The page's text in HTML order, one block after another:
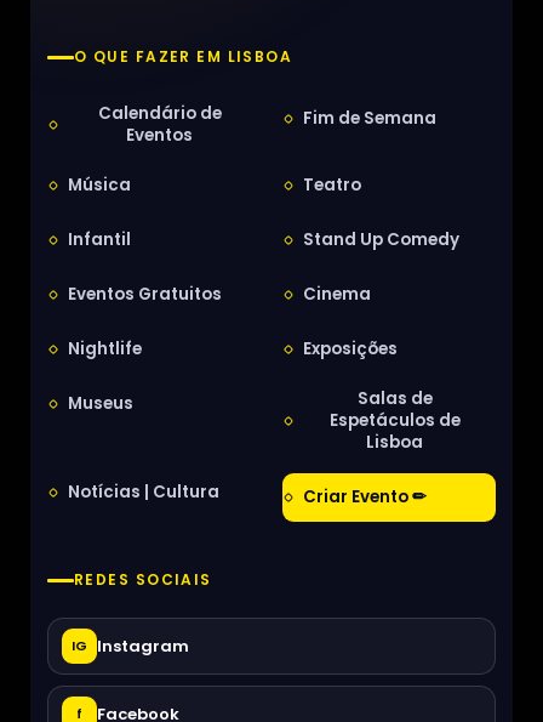
O QUE FAZER EM LISBOA
Calendário de
Eventos
Fim de Semana
Música Teatro
Infantil Stand Up Comedy
Eventos Gratuitos Cinema
Nightlife Exposições
Museus
Salas de
Espetáculos de
Lisboa
Notícias | Cultura Criar Evento ✏
REDES SOCIAIS
IG Instagram
f Facebook